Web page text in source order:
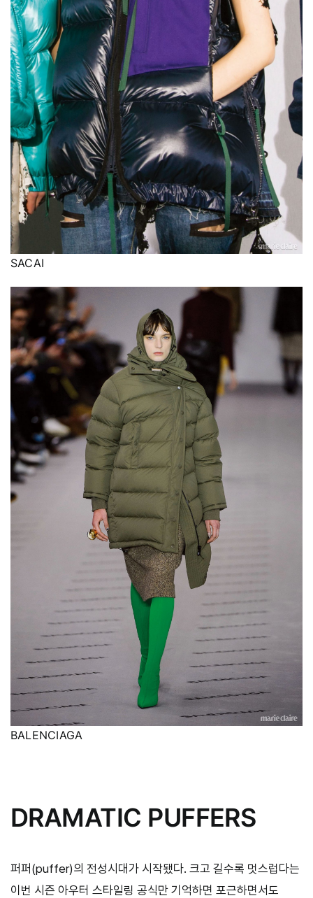
SACAI
BALENCIAGA
DRAMATIC PUFFERS
퍼퍼(puffer)의 전성시대가 시작됐다. 크고 길수록 멋스럽다는
이번 시즌 아우터 스타일링 공식만 기억하면 포근하면서도